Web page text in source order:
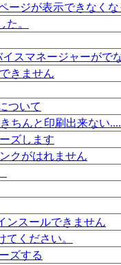
ージが表示できなく
。
スマネージャーがで
きません
ついて
ちんと印刷出来ない....
ズします
クがはれません
ンスールできません
ください。
ズする